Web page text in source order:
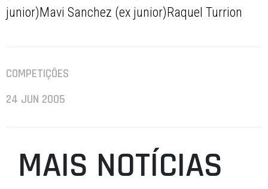
junior)Mavi Sanchez (ex junior)Raquel Turrion
COMPETIÇÕES
24 JUN 2005
MAIS NOTÍCIAS